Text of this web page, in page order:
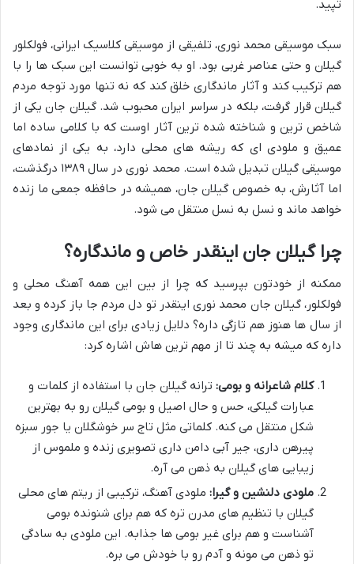
تپید.
سبک موسیقی محمد نوری، تلفیقی از موسیقی کلاسیک ایرانی، فولکلور
گیلان و حتی عناصر غربی بود. او به خوبی توانست این سبک ها را با
هم ترکیب کند و آثار ماندگاری خلق کند که نه تنها مورد توجه مردم
گیلان قرار گرفت، بلکه در سراسر ایران محبوب شد. گیلان جان یکی از
شاخص ترین و شناخته شده ترین آثار اوست که با کلامی ساده اما
عمیق و ملودی ای که ریشه های محلی دارد، به یکی از نمادهای
موسیقی گیلان تبدیل شده است. محمد نوری در سال ۱۳۸۹ درگذشت،
اما آثارش، به خصوص گیلان جان، همیشه در حافظه جمعی ما زنده
خواهد ماند و نسل به نسل منتقل می شود.
چرا گیلان جان اینقدر خاص و ماندگاره؟
ممکنه از خودتون بپرسید که چرا از بین این همه آهنگ محلی و
فولکلور، گیلان جان محمد نوری اینقدر تو دل مردم جا باز کرده و بعد
از سال ها هنوز هم تازگی داره؟ دلایل زیادی برای این ماندگاری وجود
داره که میشه به چند تا از مهم ترین هاش اشاره کرد:
کلام شاعرانه و بومی: ترانه گیلان جان با استفاده از کلمات و
عبارات گیلکی، حس و حال اصیل و بومی گیلان رو به بهترین
شکل منتقل می کنه. کلماتی مثل تاج سر خوشگلان یا جور سبزه
پیرهن داری، جیر آبی دامن داری تصویری زنده و ملموس از
زیبایی های گیلان به ذهن می آره.
ملودی دلنشین و گیرا: ملودی آهنگ، ترکیبی از ریتم های محلی
گیلان با تنظیم های مدرن تره که هم برای شنونده بومی
آشناست و هم برای غیر بومی ها جذابه. این ملودی به سادگی
تو ذهن می مونه و آدم رو با خودش می بره.